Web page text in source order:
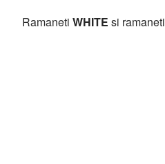
Ramaneti WHITE si ramaneti